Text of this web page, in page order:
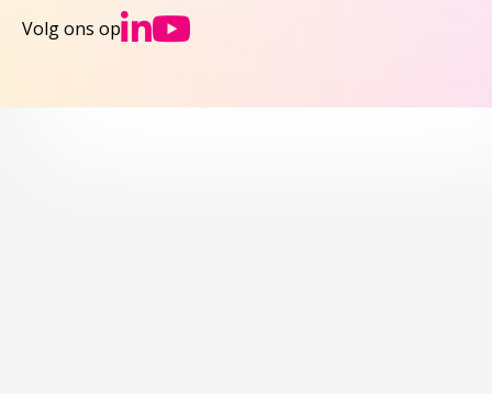
Volg ons op Ga naar NCJs